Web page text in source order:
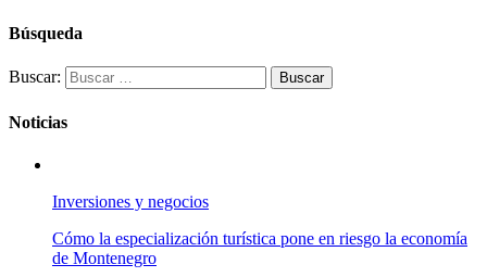
Búsqueda
Buscar:
Noticias
Inversiones y negocios
Cómo la especialización turística pone en riesgo la economía
de Montenegro